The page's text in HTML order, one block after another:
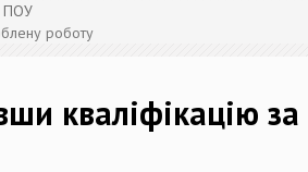
ПОУ
роботу
кваліфікацію